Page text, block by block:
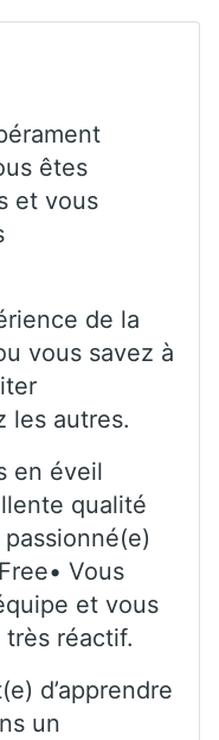
êtes
et vous
de la
vous savez à
les autres.
en éveil
qualité
Vous
et vous
réactif.
d’apprendre
un